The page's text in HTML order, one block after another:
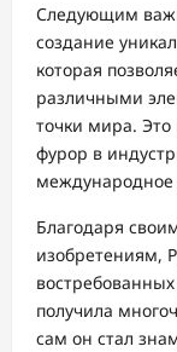
Следующим
создание
которая
различными
точки мира.
фурор в
международное
Благодаря
изобретениям,
получила
сам он стал